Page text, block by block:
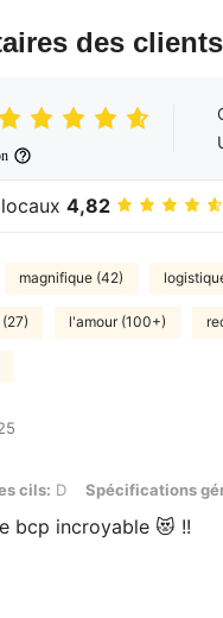
des clients
4,82
magnifique (42)
l'amour (100+)
D, Spécifications générales:
cils: D Spécifications
bcp incroyable 😻 !!